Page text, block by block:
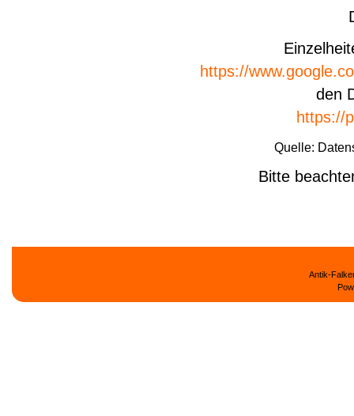
https://
den
https://
Quelle:
Bitte
Antik-